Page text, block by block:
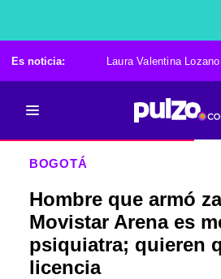
Es noticia: Laura Valentina Lozano
BOGOTÁ
Hombre que armó
Movistar Arena es
psiquiatra; quieren
licencia